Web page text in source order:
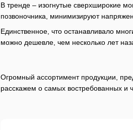
В тренде – изогнутые сверхширокие
позвоночника, минимизируют
Единственное, что останавливало
можно дешевле, чем несколько лет
Огромный ассортимент продукции,
расскажем о самых востребованных и